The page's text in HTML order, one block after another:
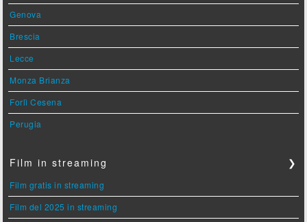
Genova
Brescia
Lecce
Monza Brianza
Forlì Cesena
Perugia
Film in streaming ❯
Film gratis in streaming
Film del 2025 in streaming